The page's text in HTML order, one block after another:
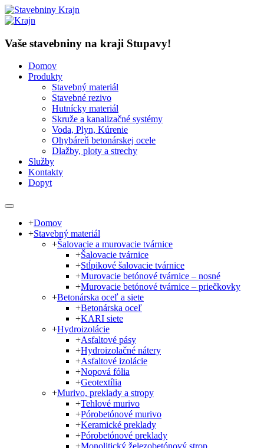
Vaše stavebniny na kraji Stupavy!
Domov
Produkty
Stavebný materiál
Stavebné rezivo
Hutnícky materiál
Skruže a kanalizačné systémy
Voda, Plyn, Kúrenie
Ohybáreň betonárskej ocele
Dlažby, ploty a strechy
Služby
Kontakty
Dopyt
+Domov
+Stavebný materiál
+Šalovacie a murovacie tvárnice
+Šalovacie tvárnice
+Stĺpikové šalovacie tvárnice
+Murovacie betónové tvárnice – nosné
+Murovacie betónové tvárnice – priečkovky
+Betonárska oceľ a siete
+Betonárska oceľ
+KARI siete
+Hydroizolácie
+Asfaltové pásy
+Hydroizolačné nátery
+Asfaltové izolácie
+Nopová fólia
+Geotextília
+Murivo, preklady a stropy
+Tehlové murivo
+Pórobetónové murivo
+Keramické preklady
+Pórobetónové preklady